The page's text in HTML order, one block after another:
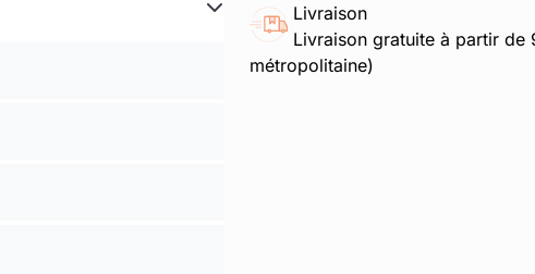
Livraison
Livraison gratuite à partir de
métropolitaine)